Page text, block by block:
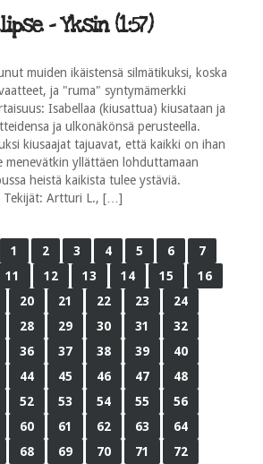
- Yksin (1:57)
muiden ikäistensä silmätikuksi, koska
ja "ruma" syntymämerkki
Isabellaa (kiusattua) kiusataan ja
ja ulkonäkönsä perusteella.
kiusaajat tajuavat, että kaikki on ihan
menevätkin yllättäen lohduttamaan
heistä kaikista tulee ystäviä.
Tekijät: Artturi L., […]
1 2 3 4 5 6
7
11 12 13 14 15
16
20 21 22 23
24
28 29 30 31
32
36 37 38 39
40
44 45 46 47
48
52 53 54 55
56
60 61 62 63
64
68 69 70 71
72